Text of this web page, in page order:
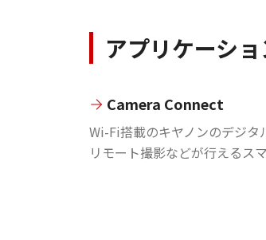
アプリケーシ
Camera Connect
Wi-Fi搭載のキヤノンのデジタ
リモート撮影などが行えるス